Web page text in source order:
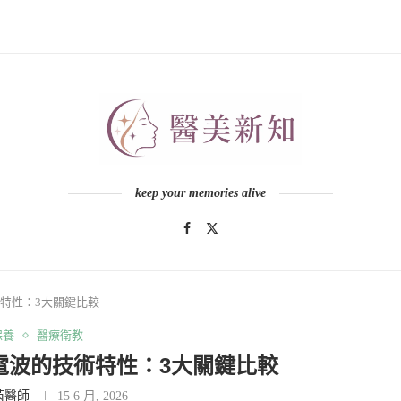
keep your memories alive
性：3大關鍵比較
養 醫療衛教
的技術特性：3大關鍵比較
醫師 15 6 月, 2026